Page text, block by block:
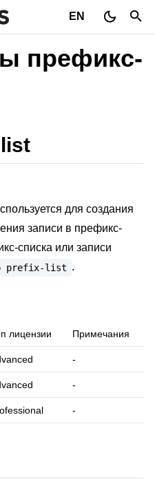
EN
префикс-
для создания
записи в префикс-
списка или записи
prefix-list .
лицензии Примечания
-
-
-